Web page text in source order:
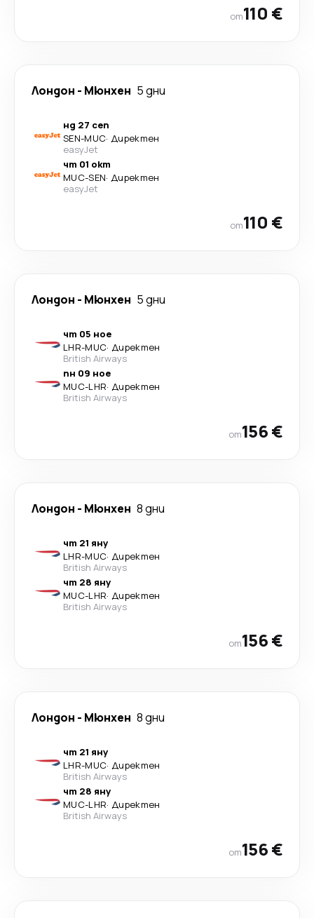
от110 €
Лондон - Мюнхен 5 дни
нд 27 сеп
SEN-MUC· Директен
easyJet
чт 01 окт
MUC-SEN· Директен
easyJet
от110 €
Лондон - Мюнхен 5 дни
чт 05 ное
LHR-MUC· Директен
British Airways
пн 09 ное
MUC-LHR· Директен
British Airways
от156 €
Лондон - Мюнхен 8 дни
чт 21 яну
LHR-MUC· Директен
British Airways
чт 28 яну
MUC-LHR· Директен
British Airways
от156 €
Лондон - Мюнхен 8 дни
чт 21 яну
LHR-MUC· Директен
British Airways
чт 28 яну
MUC-LHR· Директен
British Airways
от156 €